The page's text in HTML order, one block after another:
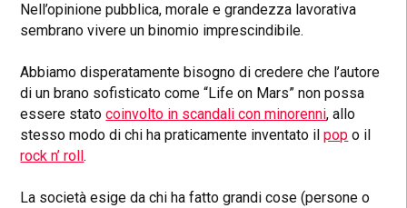
Nell’opinione pubblica, morale e grandezza lavorativa
sembrano vivere un binomio imprescindibile.
Abbiamo disperatamente bisogno di credere che l’autore
di un brano sofisticato come “Life on Mars” non possa
essere statocoinvolto in scandali con minorenni, allo
stesso modo di chi ha praticamente inventato ilpop o il
rock n’ roll.
La società esige da chi ha fatto grandi cose (persone o